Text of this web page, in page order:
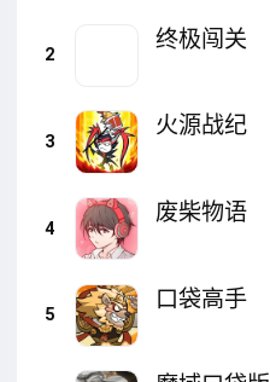
2
终极闯关
3
火源战纪
4
废柴物语
5
口袋高手